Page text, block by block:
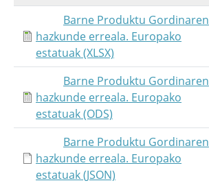
Barne Produktu Gordinaren
hazkunde erreala. Europako
estatuak (XLSX)
Barne Produktu Gordinaren
hazkunde erreala. Europako
estatuak (ODS)
Barne Produktu Gordinaren
hazkunde erreala. Europako
estatuak (JSON)